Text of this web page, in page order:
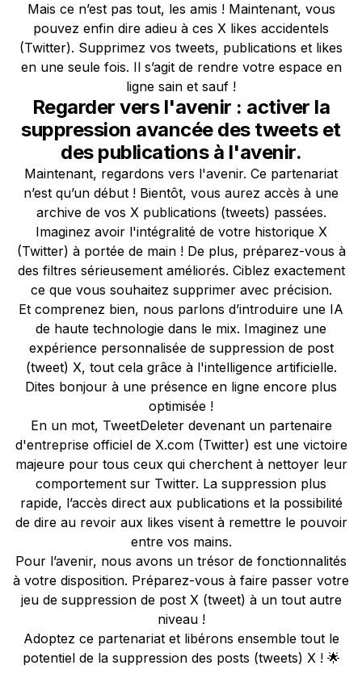
Mais ce n’est pas tout, les amis ! Maintenant, vous
pouvez enfin dire adieu à ces X likes accidentels
(Twitter). Supprimez vos tweets, publications et likes
en une seule fois. Il s’agit de rendre votre espace en
ligne sain et sauf !
Regarder vers l'avenir : activer la
suppression avancée des tweets et
des publications à l'avenir.
Maintenant, regardons vers l'avenir. Ce partenariat
n’est qu’un début ! Bientôt, vous aurez accès à une
archive de vos X publications (tweets) passées.
Imaginez avoir l'intégralité de votre historique X
(Twitter) à portée de main ! De plus, préparez-vous à
des filtres sérieusement améliorés. Ciblez exactement
ce que vous souhaitez supprimer avec précision.
Et comprenez bien, nous parlons d’introduire une IA
de haute technologie dans le mix. Imaginez une
expérience personnalisée de suppression de post
(tweet) X, tout cela grâce à l'intelligence artificielle.
Dites bonjour à une présence en ligne encore plus
optimisée !
En un mot, TweetDeleter devenant un partenaire
d'entreprise officiel de X.com (Twitter) est une victoire
majeure pour tous ceux qui cherchent à nettoyer leur
comportement sur Twitter. La suppression plus
rapide, l’accès direct aux publications et la possibilité
de dire au revoir aux likes visent à remettre le pouvoir
entre vos mains.
Pour l’avenir, nous avons un trésor de fonctionnalités
à votre disposition. Préparez-vous à faire passer votre
jeu de suppression de post X (tweet) à un tout autre
niveau !
Adoptez ce partenariat et libérons ensemble tout le
potentiel de la suppression des posts (tweets) X ! 🌟